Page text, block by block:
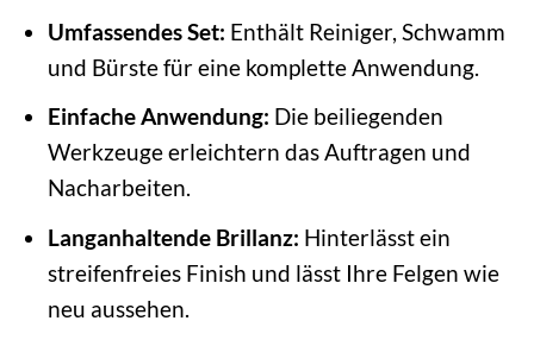
Umfassendes Set: Enthält Reiniger, Schwamm
und Bürste für eine komplette Anwendung.
Einfache Anwendung: Die beiliegenden
Werkzeuge erleichtern das Auftragen und
Nacharbeiten.
Langanhaltende Brillanz: Hinterlässt ein
streifenfreies Finish und lässt Ihre Felgen wie
neu aussehen.